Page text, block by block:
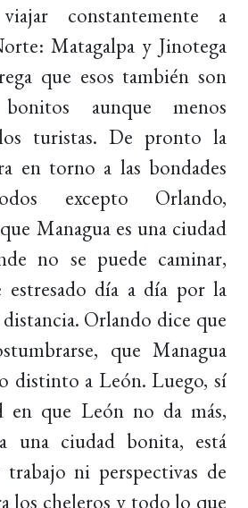
constantemente a
Matagalpa y Jinotega
que esos también son
aunque menos
turistas. De pronto la
en torno a las bondades
excepto Orlando,
Managua es una ciudad
no se puede caminar,
estresado día a día por la
Orlando dice que
que Managua
distinto a León. Luego, sí
en que León no da más,
una ciudad bonita, está
ni perspectivas de
los cheleros y todo lo que